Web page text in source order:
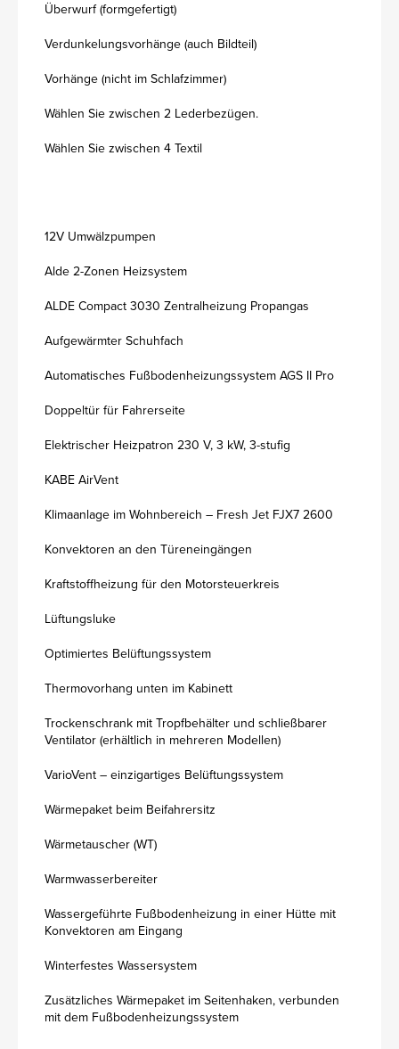
Überwurf (formgefertigt)
Verdunkelungsvorhänge (auch Bildteil)
Vorhänge (nicht im Schlafzimmer)
Wählen Sie zwischen 2 Lederbezügen.
Wählen Sie zwischen 4 Textil
12V Umwälzpumpen
Alde 2-Zonen Heizsystem
ALDE Compact 3030 Zentralheizung Propangas
Aufgewärmter Schuhfach
Automatisches Fußbodenheizungssystem AGS II Pro
Doppeltür für Fahrerseite
Elektrischer Heizpatron 230 V, 3 kW, 3-stufig
KABE AirVent
Klimaanlage im Wohnbereich – Fresh Jet FJX7 2600
Konvektoren an den Türeneingängen
Kraftstoffheizung für den Motorsteuerkreis
Lüftungsluke
Optimiertes Belüftungssystem
Thermovorhang unten im Kabinett
Trockenschrank mit Tropfbehälter und schließbarer
Ventilator (erhältlich in mehreren Modellen)
VarioVent – einzigartiges Belüftungssystem
Wärmepaket beim Beifahrersitz
Wärmetauscher (WT)
Warmwasserbereiter
Wassergeführte Fußbodenheizung in einer Hütte mit
Konvektoren am Eingang
Winterfestes Wassersystem
Zusätzliches Wärmepaket im Seitenhaken, verbunden
mit dem Fußbodenheizungssystem